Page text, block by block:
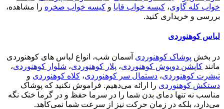
خواب کله گاوی، کیسه خواب قایا و کیسه خواب صخره را مشاهده،
بررسی و خریداری کنید.
لباس کوهنوردی
در بخش پوشاک کوهنوردی آسمان شب، انواع لباس های کوهنوردی
مانند کاپشن دوپوش کوهنوردی، پلار کوهنوردی، شلوار کوهنوردی،
تیشرت کوهنوردی، دستمال سر کوهنوردی، کلاه کوهنوردی و
دستکش کوهنوردی را ارائه می‌دهیم. فراموش نکنید که پوشاک
مناسب نه تنها دمای بدن شما را در سرما حفظ و در گرما خنک نگه
می‌دارد، بلکه در زمان حرکت نیز از سرعت شما نمی‌کاهد.